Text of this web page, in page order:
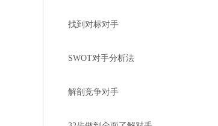
找到对标对手
SWOT对手分析法
解剖竞争对手